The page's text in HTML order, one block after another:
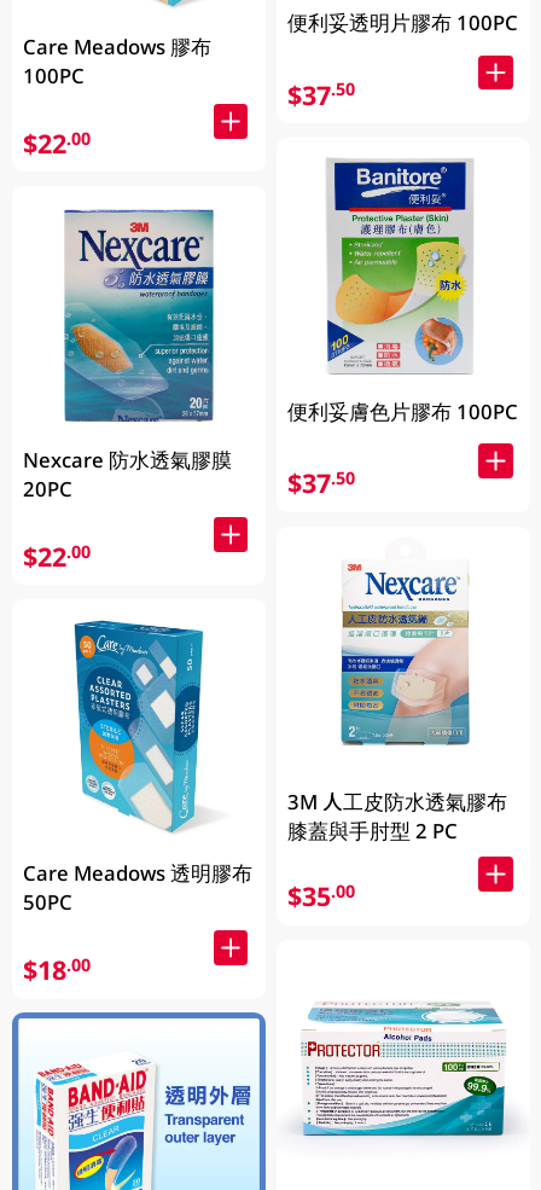
Care Meadows 膠布
100PC
$22.00
Nexcare 防水透氣膠膜
20PC
$22.00
Care Meadows 透明膠布
50PC
$18.00
便利妥透明片膠布 100PC
$37.50
便利妥膚色片膠布 100PC
$37.50
3M 人工皮防水透氣膠布
膝蓋與手肘型 2 PC
$35.00